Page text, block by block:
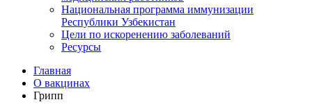
Национальная программа иммунизации
Республики Узбекистан
Цели по искоренению заболеваний
Ресурсы
Главная
О вакцинах
Грипп